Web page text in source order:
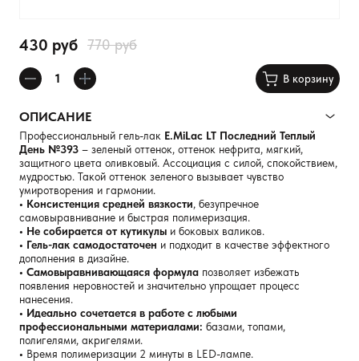
430 руб 770 руб
В корзину
ОПИСАНИЕ
Профессиональный гель-лак E.MiLac LT Последний Теплый
День №393 – зеленый оттенок, оттенок нефрита, мягкий,
защитного цвета оливковый. Ассоциация с силой, спокойствием,
мудростью. Такой оттенок зеленого вызывает чувство
умиротворения и гармонии.
• Консистенция средней вязкости, безупречное
самовыравнивание и быстрая полимеризация.
• Не собирается от кутикулы и боковых валиков.
• Гель-лак самодостаточен и подходит в качестве эффектного
дополнения в дизайне.
• Самовыравнивающаяся формула позволяет избежать
появления неровностей и значительно упрощает процесс
нанесения.
• Идеально сочетается в работе с любыми
профессиональными материалами: базами, топами,
полигелями, акригелями.
• Время полимеризации 2 минуты в LED-лампе.